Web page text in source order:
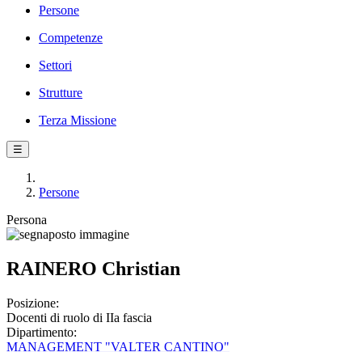
Persone
Competenze
Settori
Strutture
Terza Missione
☰
Persone
Persona
RAINERO Christian
Posizione:
Docenti di ruolo di IIa fascia
Dipartimento:
MANAGEMENT "VALTER CANTINO"